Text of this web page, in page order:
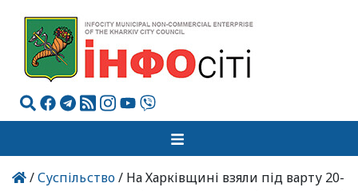
/Суспільство/ На Харківщині взяли під варту 20-